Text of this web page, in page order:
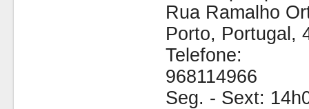
Rua Ramalho
Porto, Portugal,
Telefone:
968114966
Seg. - Sext: